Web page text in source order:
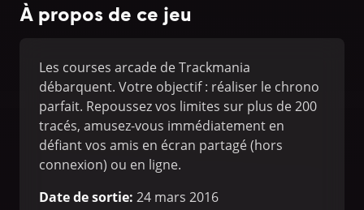
À propos de ce jeu
Les courses arcade de Trackmania
débarquent. Votre objectif : réaliser le chrono
parfait. Repoussez vos limites sur plus de 200
tracés, amusez-vous immédiatement en
défiant vos amis en écran partagé (hors
connexion) ou en ligne.
Date de sortie: 24 mars 2016